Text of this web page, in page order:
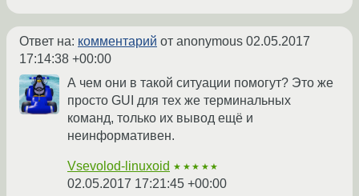
Ответ на: комментарий от anonymous 02.05.2017
17:14:38 +00:00
А чем они в такой ситуации помогут? Это же
просто GUI для тех же терминальных
команд, только их вывод ещё и
неинформативен.
Vsevolod-linuxoid ★★★★★
02.05.2017 17:21:45 +00:00